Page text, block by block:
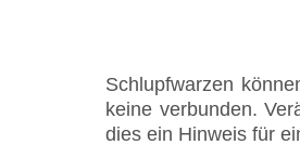
Schlupfwarzen
keine verbunden.
dies ein Hinweis für